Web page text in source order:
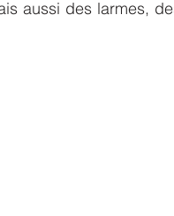
aussi des larmes,